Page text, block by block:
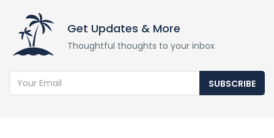
Get Updates & More
Thoughtful thoughts to your inbox
SUBSCRIBE